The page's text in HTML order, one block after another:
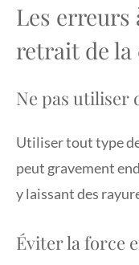
Les erreurs
retrait de la
Ne pas utiliser
Utiliser tout type
peut gravement
y laissant des
Éviter la force